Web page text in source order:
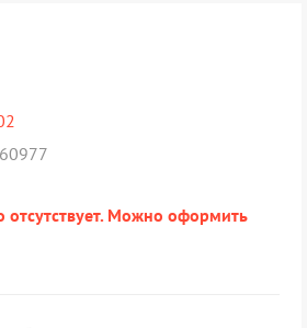
отсутствует. Можно оформить